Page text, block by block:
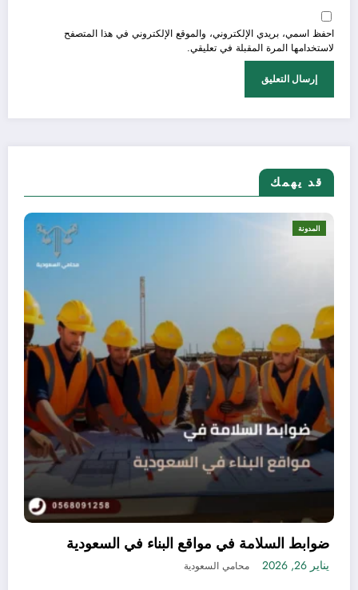
احفظ اسمي، بريدي الإلكتروني، والموقع الإلكتروني في هذا المتصفح
لاستخدامها المرة المقبلة في تعليقي.
قد يهمك
المدونة
طريقة تسجيل منتجات التجميل في السعودية بدون
مشاكل أو تعقيدات